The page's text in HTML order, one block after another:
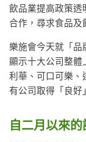
飲品業提高政策透
合作，尋求食品及
樂施會今天就「品
顯示十大公司整體
利華、可口可樂、
有公司取得「良好
自二月以來的